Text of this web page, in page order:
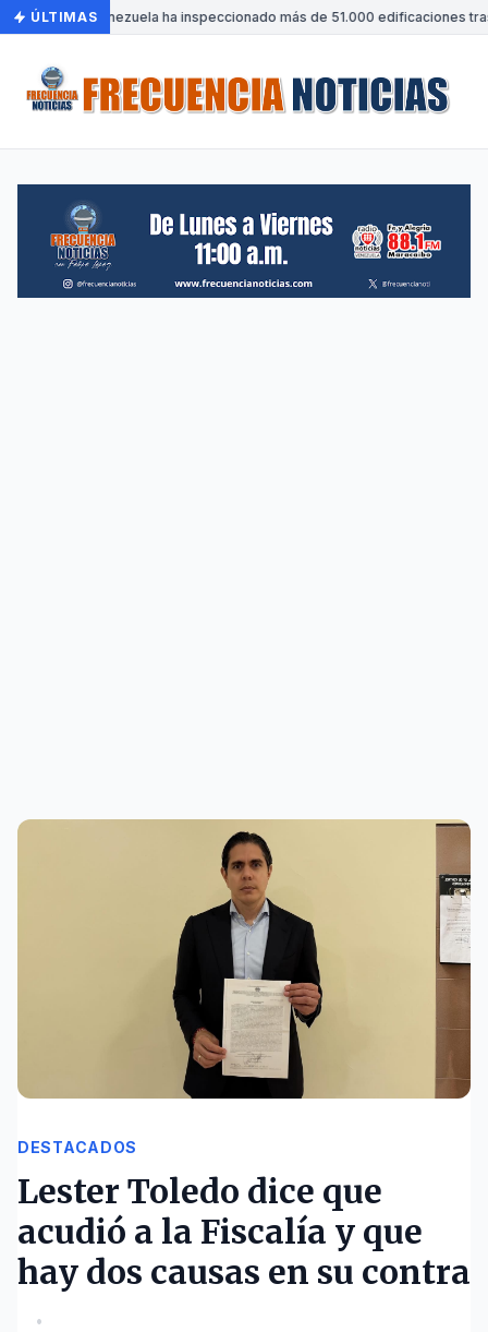
ÚLTIMAS
• Venezuela ha inspeccionado más de 51.000 edificaciones
DESTACADOS
Lester Toledo dice que
acudió a la Fiscalía y que
hay dos causas en su contra
•